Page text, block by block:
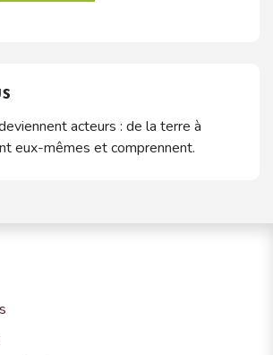
acteurs : de la terre à
eux-mêmes et comprennent.